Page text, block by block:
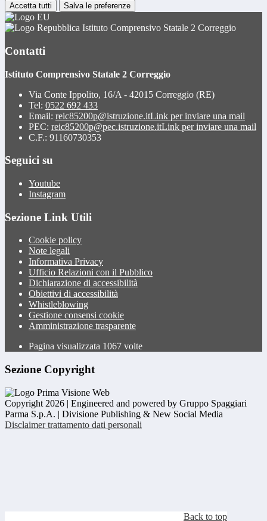
Accetta tutti Salva le preferenze
Istituto Comprensivo Statale 2 Correggio
Contatti
Istituto Comprensivo Statale 2 Correggio
Via Conte Ippolito, 16/A - 42015 Correggio (RE)
Tel: 0522 692 433
Email: reic85200p@istruzione.itLink per inviare una mail
PEC: reic85200p@pec.istruzione.itLink per inviare una mail
C.F.: 91160730353
Seguici su
Youtube
Instagram
Sezione Link Utili
Cookie policy
Note legali
Informativa Privacy
Ufficio Relazioni con il Pubblico
Dichiarazione di accessibilità
Obiettivi di accessibilità
Whistleblowing
Gestione consensi cookie
Amministrazione trasparente
Pagina visualizzata 1067 volte
Sezione Copyright
Copyright 2026 | Engineered and powered by Gruppo Spaggiari
Parma S.p.A. | Divisione Publishing & New Social Media
Disclaimer trattamento dati personali
Back to top